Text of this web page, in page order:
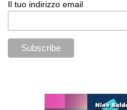
Il tuo indirizzo email